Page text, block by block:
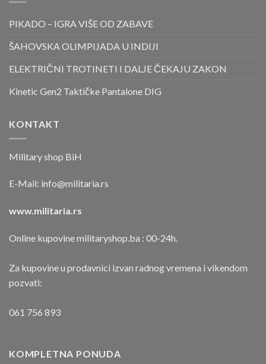
PIKADO – IGRA VIŠE OD ZABAVE
ŠAHOVSKA OLIMPIJADA U INDIJI
ELEKTRIČNI TROTINETI I DALJE ČEKAJU ZAKON
Kinetic Gen2 Taktičke Pantalone DIG
KONTAKT
Military shop BiH
E-Mail: info@militaria.rs
www.militaria.rs
Online kupovine militaryshop.ba : 00-24h.
Za kupovine u prodavnici izvan radnog vremena i vikendom
pozvati:
061 756 893
KOMPLETNA PONUDA